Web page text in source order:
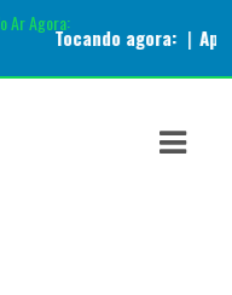
Ar Agora:
agora:|Apresentador: